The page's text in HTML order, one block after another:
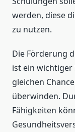
werden, diese
zu nutzen.
Die Förderung
ist ein wichtiger
gleichen
überwinden.
Fähigkeiten